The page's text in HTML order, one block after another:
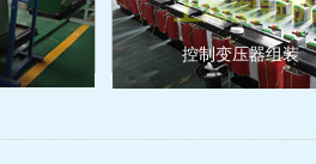
控制变压器组装